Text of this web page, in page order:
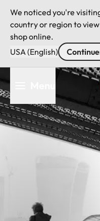
We noticed you're
country or region to
shop online.
USA (English)
au
contenu
principal